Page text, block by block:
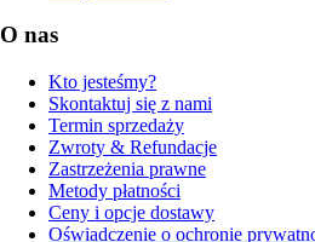
O nas
Kto jesteśmy?
Skontaktuj się z nami
Termin sprzedaży
Zwroty & Refundacje
Zastrzeżenia prawne
Metody płatności
Ceny i opcje dostawy
Oświadczenie o ochronie